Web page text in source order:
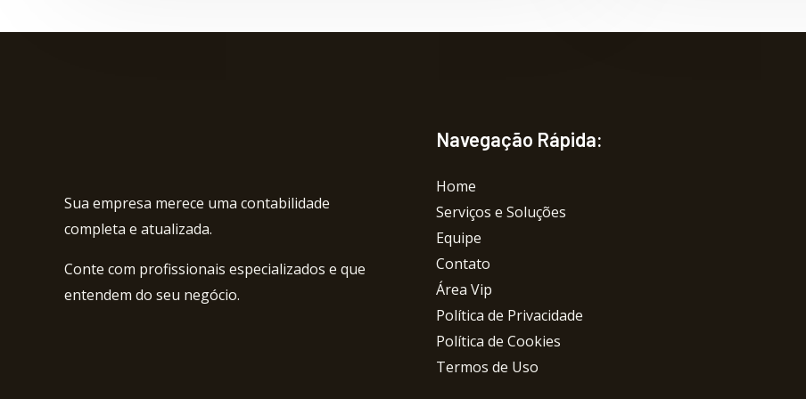
Sua empresa merece uma contabilidade
completa e atualizada.
Conte com profissionais especializados e que
entendem do seu negócio.
Navegação Rápida:
Home
Serviços e Soluções
Equipe
Contato
Área Vip
Política de Privacidade
Política de Cookies
Termos de Uso